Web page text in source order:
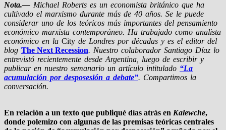
Nota.— Michael Roberts es un economista británico que ha
cultivado el marxismo durante más de 40 años. Se le puede
considerar uno de los teóricos más importantes del pensamiento
económico marxista contemporáneo. Ha trabajado como analista
económico en la City de Londres por décadas y es el editor del
blog The Next Recession. Nuestro colaborador Santiago Díaz lo
entrevistó recientemente desde Argentina, luego de escribir y
publicar en nuestro semanario un artículo intitulado “La
acumulación por desposesión a debate”. Compartimos la
conversación.
En relación a un texto que publiqué días atrás en Kalewche,
donde polemizo con algunas de las premisas teóricas centrales